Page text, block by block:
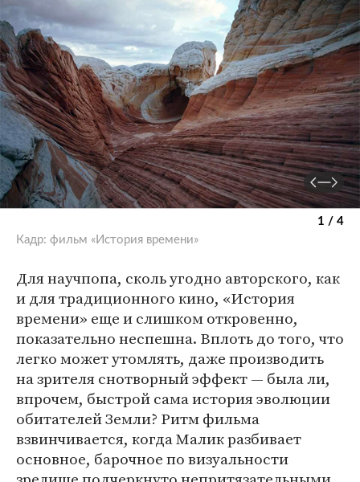
1 / 4
Кадр: фильм «История времени»
Для научпопа, сколь угодно авторского, как
и для традиционного кино, «История
времени» еще и слишком откровенно,
показательно неспешна. Вплоть до того, что
легко может утомлять, даже производить
на зрителя снотворный эффект — была ли,
впрочем, быстрой сама история эволюции
обитателей Земли? Ритм фильма
взвинчивается, когда Малик разбивает
основное, барочное по визуальности